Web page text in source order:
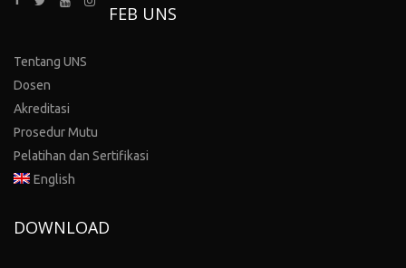
FEB UNS
Tentang UNS
Dosen
Akreditasi
Prosedur Mutu
Pelatihan dan Sertifikasi
English
DOWNLOAD